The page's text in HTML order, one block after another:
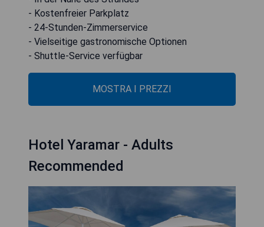
- Kostenfreier Parkplatz
- 24-Stunden-Zimmerservice
- Vielseitige gastronomische Optionen
- Shuttle-Service verfügbar
MOSTRA I PREZZI
Hotel Yaramar - Adults
Recommended